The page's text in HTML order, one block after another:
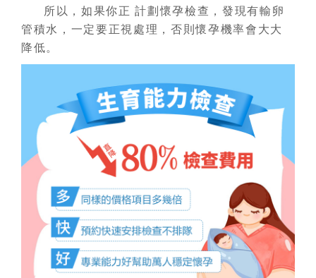
所以，如果你正 計劃懷孕檢查，發現有輸卵
管積水，一定要正視處理，否則懷孕機率會大大
降低。